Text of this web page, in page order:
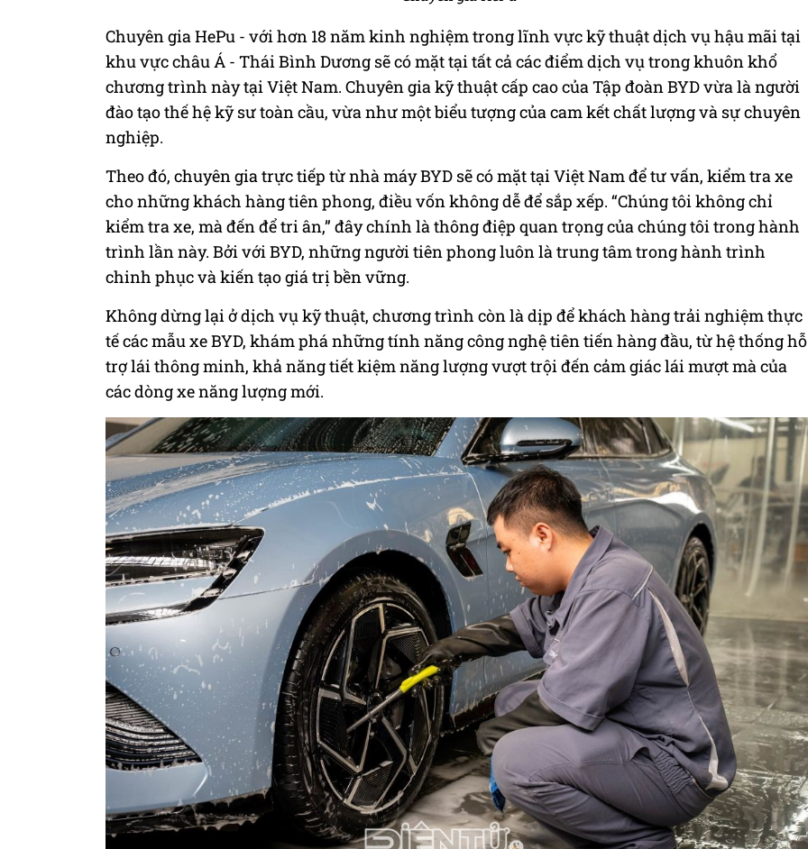
Chuyên gia HePu - với hơn 18 năm kinh nghiệm trong lĩnh vực kỹ thuật dịch vụ hậu mãi tại
khu vực châu Á - Thái Bình Dương sẽ có mặt tại tất cả các điểm dịch vụ trong khuôn khổ
chương trình này tại Việt Nam. Chuyên gia kỹ thuật cấp cao của Tập đoàn BYD vừa là người
đào tạo thế hệ kỹ sư toàn cầu, vừa như một biểu tượng của cam kết chất lượng và sự chuyên
nghiệp.
Theo đó, chuyên gia trực tiếp từ nhà máy BYD sẽ có mặt tại Việt Nam để tư vấn, kiểm tra xe
cho những khách hàng tiên phong, điều vốn không dễ để sắp xếp. “Chúng tôi không chỉ
kiểm tra xe, mà đến để tri ân,” đây chính là thông điệp quan trọng của chúng tôi trong hành
trình lần này. Bởi với BYD, những người tiên phong luôn là trung tâm trong hành trình
chinh phục và kiến tạo giá trị bền vững.
Không dừng lại ở dịch vụ kỹ thuật, chương trình còn là dịp để khách hàng trải nghiệm thực
tế các mẫu xe BYD, khám phá những tính năng công nghệ tiên tiến hàng đầu, từ hệ thống hỗ
trợ lái thông minh, khả năng tiết kiệm năng lượng vượt trội đến cảm giác lái mượt mà của
các dòng xe năng lượng mới.